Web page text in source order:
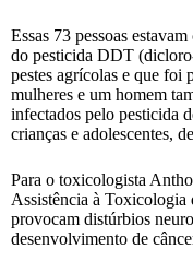
Essas 73 pessoas
do pesticida DDT
pestes agrícolas e que
mulheres e um homem
infectados pelo pesticida
crianças e adolescentes,
Para o toxicologista
Assistência à Toxicologia
provocam distúrbios
desenvolvimento de